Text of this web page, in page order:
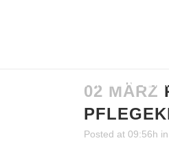
02 MÄRZ
Posted at 09:56h in